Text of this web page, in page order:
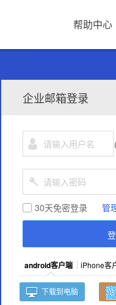
帮助中心
企业邮箱登录
30天免密登录 管
android客户端 iPhone客
下载到电脑